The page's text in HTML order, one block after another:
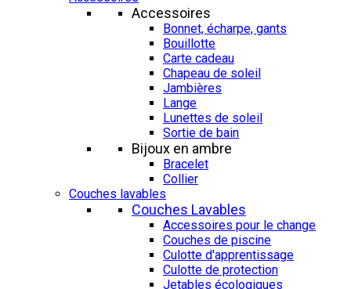
Accessoires
Bonnet, écharpe, gants
Bouillotte
Carte cadeau
Chapeau de soleil
Jambières
Lange
Lunettes de soleil
Sortie de bain
Bijoux en ambre
Bracelet
Collier
Couches lavables
Couches Lavables
Accessoires pour le change
Couches de piscine
Culotte d'apprentissage
Culotte de protection
Jetables écologiques